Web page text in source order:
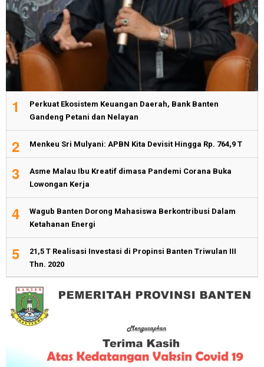
1
Perkuat Ekosistem Keuangan Daerah, Bank Banten
Gandeng Petani dan Nelayan
2 Menkeu Sri Mulyani: APBN Kita Devisit Hingga Rp. 764,9 T
3
Asme Malau Ibu Kreatif dimasa Pandemi Corana Buka
Lowongan Kerja
4
Wagub Banten Dorong Mahasiswa Berkontribusi Dalam
Ketahanan Energi
5
21,5 T Realisasi Investasi di Propinsi Banten Triwulan III
Thn. 2020